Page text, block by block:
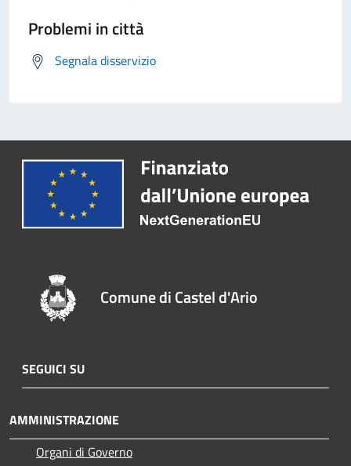
Problemi in città
Segnala disservizio
Comune di Castel d'Ario
SEGUICI SU
AMMINISTRAZIONE
Organi di Governo